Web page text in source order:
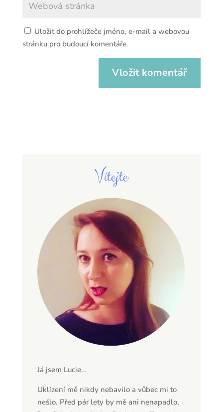
Uložit do prohlížeče jméno, e-mail a webovou
stránku pro budoucí komentáře.
Vítejte
Já jsem Lucie...
Uklízení mě nikdy nebavilo a vůbec mi to
nešlo. Před pár lety by mě ani nenapadlo,